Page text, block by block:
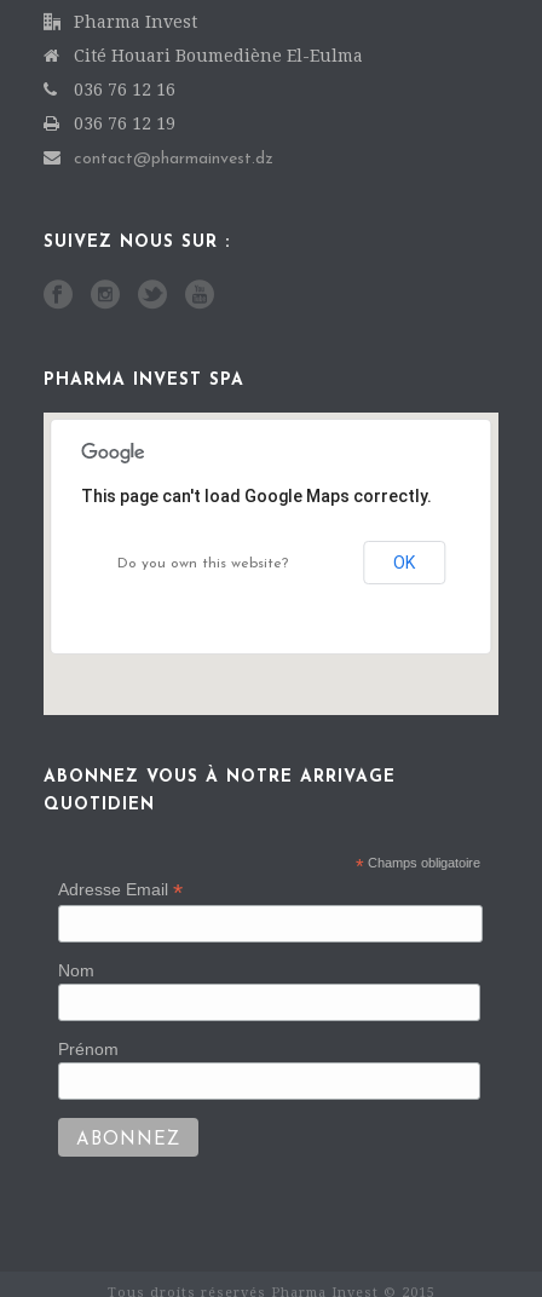
Pharma Invest
Cité Houari Boumediène El-Eulma
036 76 12 16
036 76 12 19
contact@pharmainvest.dz
SUIVEZ NOUS SUR :
PHARMA INVEST SPA
This page can't load Google Maps correctly.
Do you own this website? OK
ABONNEZ VOUS À NOTRE ARRIVAGE
QUOTIDIEN
* Champs obligatoire
Adresse Email *
Nom
Prénom
Tous droits réservés Pharma Invest © 2015